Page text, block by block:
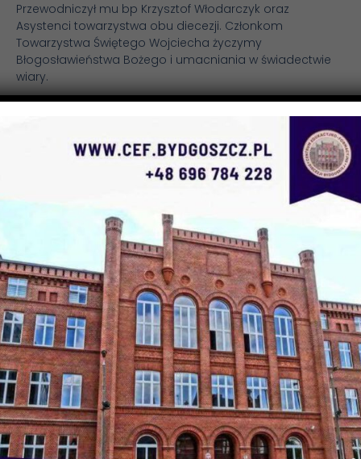
Przewodniczył mu bp Krzysztof Włodarczyk oraz
Asystenci towarzystwa obu diecezji. Członkom
Towarzystwa Świętego Wojciecha życzymy
Błogosławieństwa Bożego i umacniania w świadectwie
wiary.